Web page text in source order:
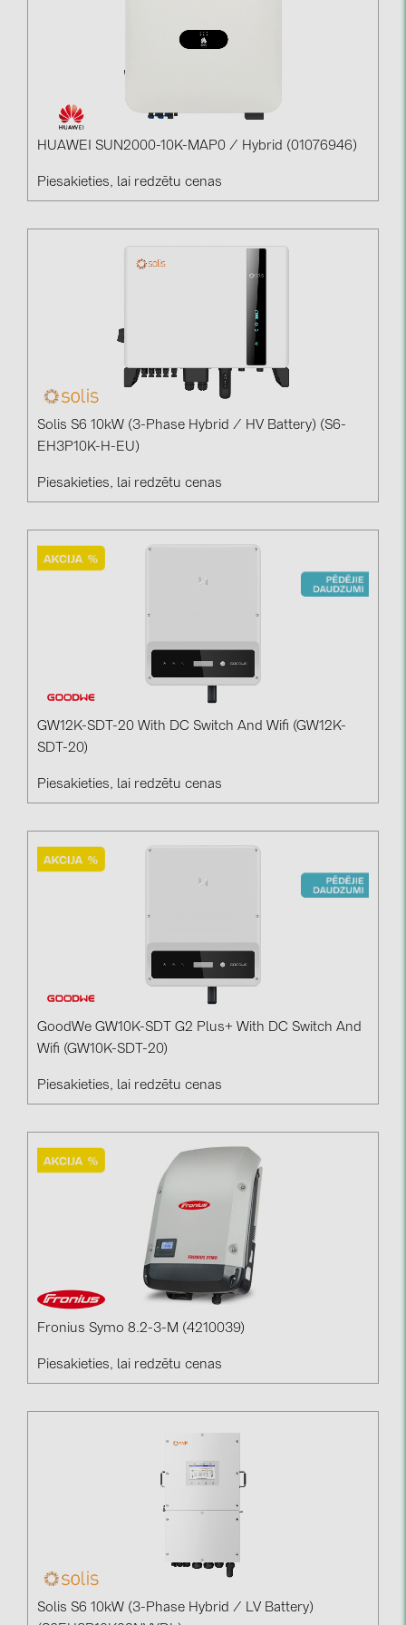
SMA (1)
SolarEdge (2)
Solis (63)
Stäubli (2)
Victron Energy B.V. (2)
HUAWEI SUN2000-10K-MAP0 / Hybrid (01076946)
Piesakieties, lai redzētu cenas
Solis S6 10kW (3-Phase Hybrid / HV Battery) (S6-
EH3P10K-H-EU)
Piesakieties, lai redzētu cenas
GW12K-SDT-20 With DC Switch And Wifi (GW12K-
SDT-20)
Piesakieties, lai redzētu cenas
GoodWe GW10K-SDT G2 Plus+ With DC Switch And
Wifi (GW10K-SDT-20)
Piesakieties, lai redzētu cenas
Fronius Symo 8.2-3-M (4210039)
Piesakieties, lai redzētu cenas
Solis S6 10kW (3-Phase Hybrid / LV Battery)